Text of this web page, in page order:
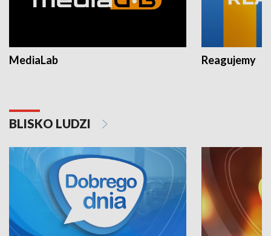
MediaLab Reagujemy
BLISKO LUDZI